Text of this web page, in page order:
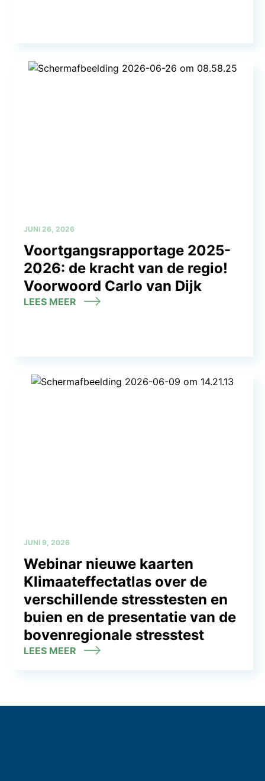
JUNI 26, 2026
Voortgangsrapportage 2025-
2026: de kracht van de regio!
Voorwoord Carlo van Dijk
LEES MEER
JUNI 9, 2026
Webinar nieuwe kaarten
Klimaateffectatlas over de
verschillende stresstesten en
buien en de presentatie van de
bovenregionale stresstest
LEES MEER